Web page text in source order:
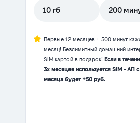
10 гб 200
Первые 12 месяцев + 500 минут
месяц! Безлимитный домашний
SIM картой в подарок! Если в
3х месяцев используется SIM - АП
месяца будет +50 руб.